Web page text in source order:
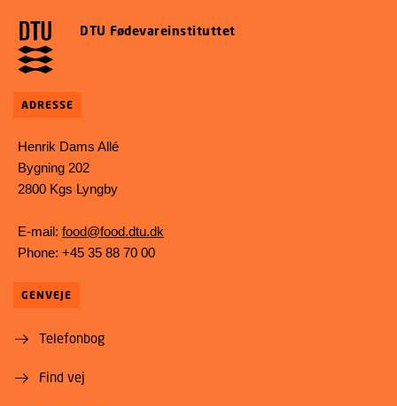
DTU Fødevareinstituttet
ADRESSE
Henrik Dams Allé
Bygning 202
2800 Kgs Lyngby
E-mail: food@food.dtu.dk
Phone: +45 35 88 70 00
GENVEJE
Telefonbog
Find vej